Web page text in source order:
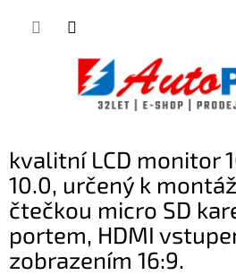
kvalitní LCD monitor
10.0, určený k
čtečkou micro SD
portem, HDMI
zobrazením 16:9.